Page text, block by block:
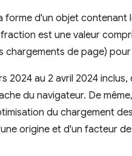
forme d'un objet contenant
est une valeur
chargements de page)
au 2 avril 2024 inclus,
du navigateur. De
du chargement
origine et d'un facteur